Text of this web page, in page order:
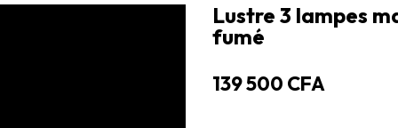
Lustre 3 lampes
fumé
139 500 CFA